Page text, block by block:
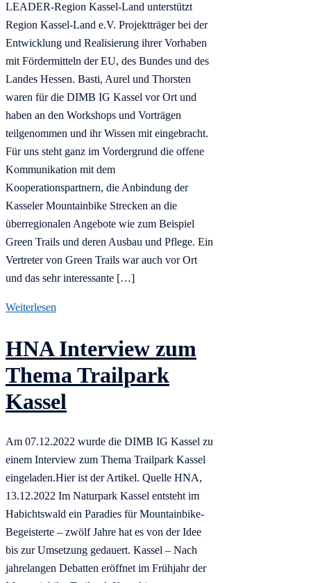
LEADER-Region Kassel-Land unterstützt
Region Kassel-Land e.V. Projektträger bei der
Entwicklung und Realisierung ihrer Vorhaben
mit Fördermitteln der EU, des Bundes und des
Landes Hessen. Basti, Aurel und Thorsten
waren für die DIMB IG Kassel vor Ort und
haben an den Workshops und Vorträgen
teilgenommen und ihr Wissen mit eingebracht.
Für uns steht ganz im Vordergrund die offene
Kommunikation mit dem
Kooperationspartnern, die Anbindung der
Kasseler Mountainbike Strecken an die
überregionalen Angebote wie zum Beispiel
Green Trails und deren Ausbau und Pflege. Ein
Vertreter von Green Trails war auch vor Ort
und das sehr interessante […]
Weiterlesen
HNA Interview zum
Thema Trailpark
Kassel
Am 07.12.2022 wurde die DIMB IG Kassel zu
einem Interview zum Thema Trailpark Kassel
eingeladen.Hier ist der Artikel. Quelle HNA,
13.12.2022 Im Naturpark Kassel entsteht im
Habichtswald ein Paradies für Mountainbike-
Begeisterte – zwölf Jahre hat es von der Idee
bis zur Umsetzung gedauert. Kassel – Nach
jahrelangen Debatten eröffnet im Frühjahr der